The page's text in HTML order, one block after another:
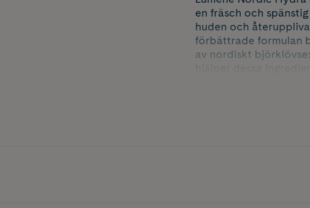
en fräsch och
huden och
förbättrade formulan
av nordiskt
hjälper dessa
ingredienser och är
** Självutvärdering,